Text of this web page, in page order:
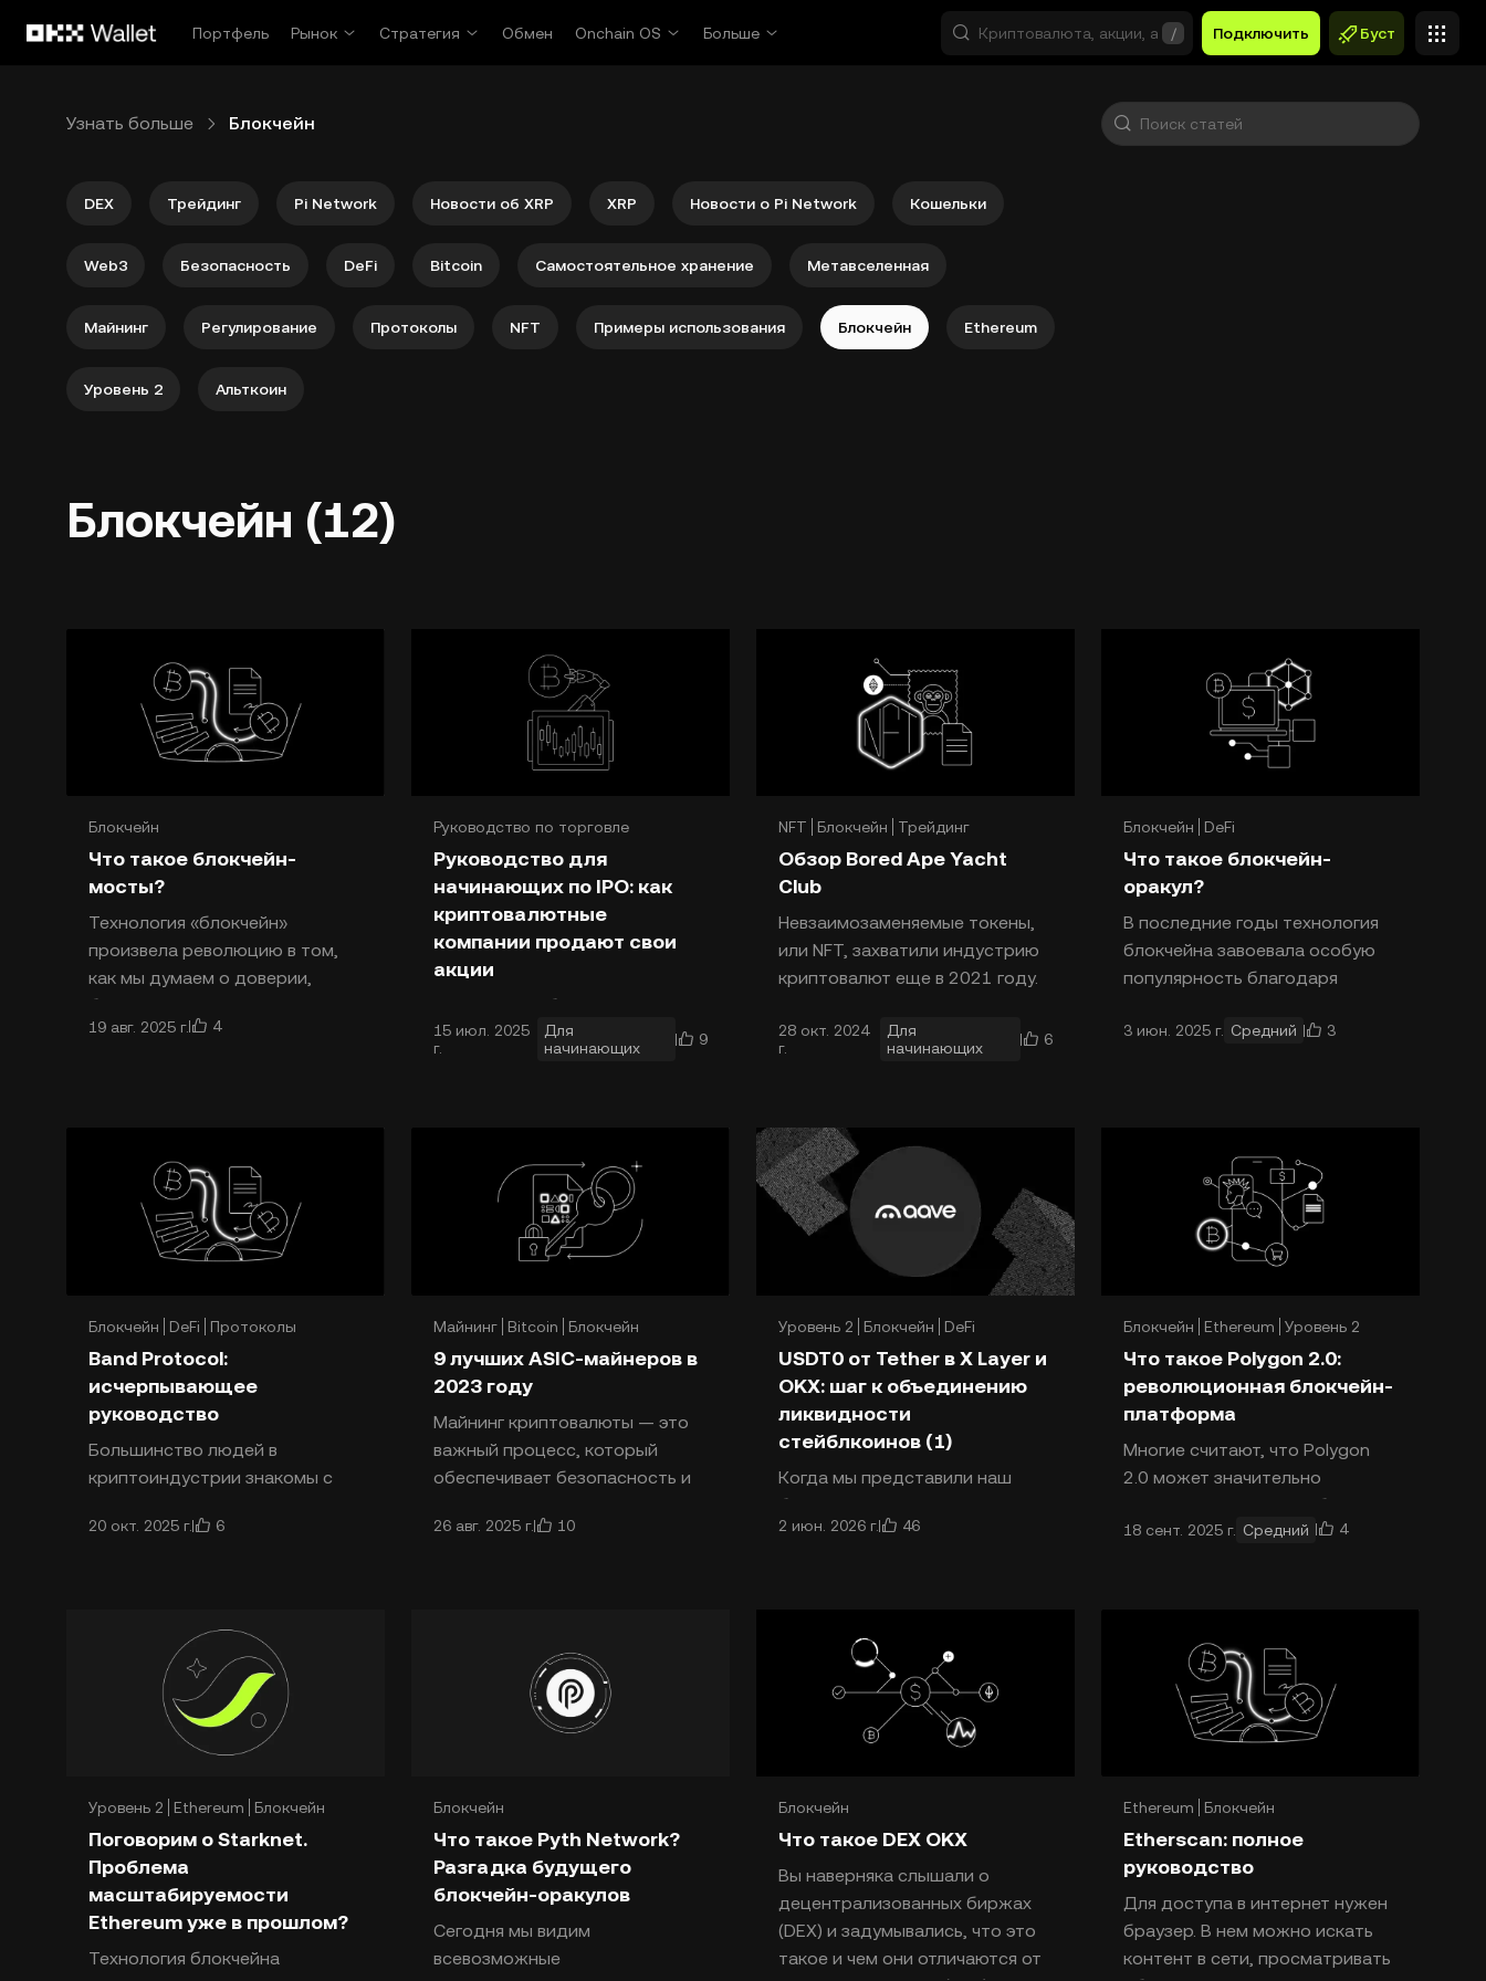
Портфель
Рынок Стратегия Обмен Onchain OS Больше / Подключить Буст
Узнать больше Блокчейн
DEX Трейдинг Pi Network Новости об XRP XRP Новости о Pi Network Кошельки
Web3 Безопасность DeFi Bitcoin Самостоятельное хранение Метавселенная
Майнинг Регулирование Протоколы NFT Примеры использования Блокчейн Ethereum
Уровень 2 Альткоин
Блокчейн (12)
Блокчейн
Что такое блокчейн-
мосты?
Технология «блокчейн»
произвела революцию в том,
как мы думаем о доверии,
безопасности и передаче
ценностей. Однако одной из
19 авг. 2025 г. 4
Руководство по торговле
Руководство для
начинающих по IPO: как
криптовалютные
компании продают свои
акции
Первичное публичное
предложение акций (IPO) — это
процесс, при котором частная
15 июл. 2025
г.
Для
начинающих
9
NFT Блокчейн Трейдинг
Обзор Bored Ape Yacht
Club
Невзаимозаменяемые токены,
или NFT, захватили индустрию
криптовалют еще в 2021 году.
появились бесчисленные
28 окт. 2024
г.
Для
начинающих
6
Блокчейн DeFi
Что такое блокчейн-
оракул?
В последние годы технология
блокчейна завоевала особую
популярность благодаря
практически любую отрасль.
3 июн. 2025 г. Средний 3
Блокчейн DeFi Протоколы
Band Protocol:
исчерпывающее
руководство
Большинство людей в
криптоиндустрии знакомы с
децентрализованных оракулов.
20 окт. 2025 г. 6
Майнинг Bitcoin Блокчейн
9 лучших ASIC-майнеров в
2023 году
Майнинг криптовалюты — это
важный процесс, который
обеспечивает безопасность и
блокчейнах. Майнеры
26 авг. 2025 г. 10
Уровень 2 Блокчейн DeFi
USDT0 от Tether в X Layer и
OKX: шаг к объединению
ликвидности
стейблкоинов (1)
Когда мы представили наш
блокчейн второго уровня X
Layer, то хотели решить одну из
2 июн. 2026 г. 46
Блокчейн Ethereum Уровень 2
Что такое Polygon 2.0:
революционная блокчейн-
платформа
Многие считают, что Polygon
2.0 может значительно
изменить сферу разработки
децентрализованных
18 сент. 2025 г. Средний 4
Уровень 2 Ethereum Блокчейн
Поговорим о Starknet.
Проблема
масштабируемости
Ethereum уже в прошлом?
Технология блокчейна
Блокчейн
Что такое Pyth Network?
Разгадка будущего
блокчейн-оракулов
Сегодня мы видим
всевозможные
Блокчейн
Что такое DEX OKX
Вы наверняка слышали о
децентрализованных биржах
(DEX) и задумывались, что это
такое и чем они отличаются от
Ethereum Блокчейн
Etherscan: полное
руководство
Для доступа в интернет нужен
браузер. В нем можно искать
контент в сети, просматривать